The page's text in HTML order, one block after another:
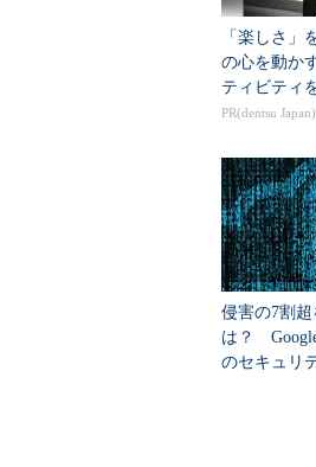
「楽しさ」
の心を動か
ティビティ
PR(dentsu Japan)
侵害の7割
は？
のセキュリ